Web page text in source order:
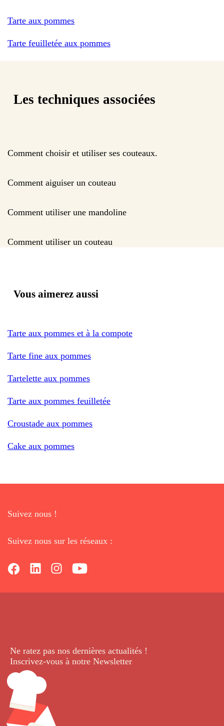
Tarte aux pommes
Tarte feuilletée aux pommes
Les techniques associées
Comment choisir et utiliser ses couteaux.
Comment aiguiser un couteau
Comment utiliser une mandoline
Comment utiliser un couteau
Vous aimerez aussi
Tarte aux pommes et à la compote
Tarte fine aux pommes
Tartelette aux pommes
Tarte aux pommes feuilletée
Croustade aux pommes
Cake aux pommes
Suivez nous !
Suivez nous sur les réseaux :
Ne ratez pas nos dernières actualités !
Inscrivez-vous à notre Newsletter.